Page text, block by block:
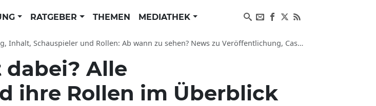
RATGEBER THEMEN MEDIATHEK
Schauspieler und Rollen: Ab wann zu sehen? News zu Veröffentlichung, Cast und ähnliche Filme
dabei? Alle
ihre Rollen im Überblick